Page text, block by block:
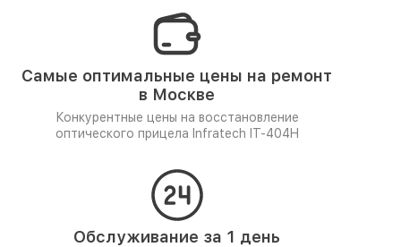
Самые оптимальные цены на ремонт
в Москве
Конкурентные цены на восстановление
оптического прицела Infratech IT-404H
Обслуживание за 1 день